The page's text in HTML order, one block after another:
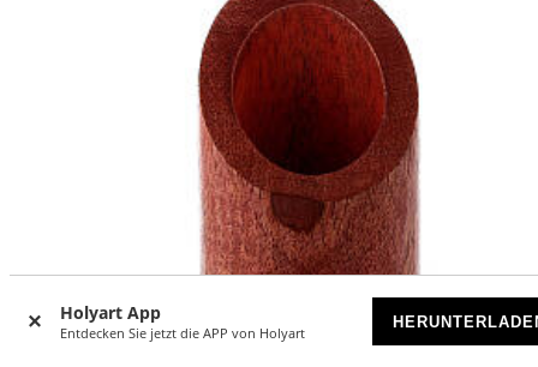
Holyart App
Entdecken Sie jetzt die APP von Holyart